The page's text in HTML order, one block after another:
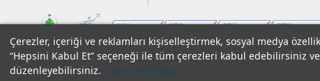
Çerezler, içeriği ve reklamları kişiselleştirmek, sosyal medya
“Hepsini Kabul Et” seçeneği ile tüm çerezleri kabul edebilirsiniz
düzenleyebilirsiniz. Çerez Politikası
Yasal Uyarılar Çerez Politikamız